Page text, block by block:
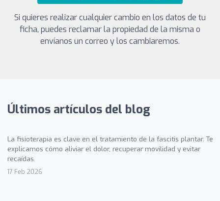
Si quieres realizar cualquier cambio en los datos de tu
ficha, puedes reclamar la propiedad de la misma o
envíanos un correo y los cambiaremos.
Últimos artículos del blog
La fisioterapia es clave en el tratamiento de la fascitis plantar. Te
explicamos cómo aliviar el dolor, recuperar movilidad y evitar
recaídas.
17 Feb 2026